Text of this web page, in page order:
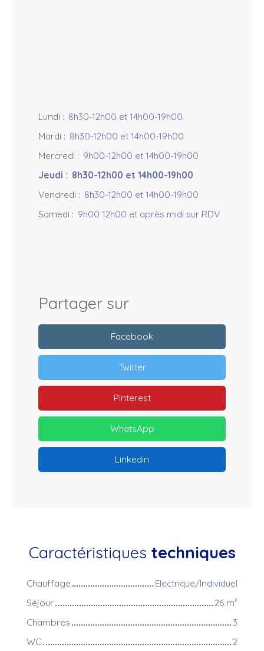
Lundi : 8h30-12h00 et 14h00-19h00
Mardi : 8h30-12h00 et 14h00-19h00
Mercredi : 9h00-12h00 et 14h00-19h00
Jeudi : 8h30-12h00 et 14h00-19h00
Vendredi : 8h30-12h00 et 14h00-19h00
Samedi : 9h00 12h00 et après midi sur RDV
Partager sur
Facebook
Twitter
Pinterest
WhatsApp
Linkedin
Caractéristiques techniques
Chauffage
Electrique/Individuel
Séjour
26 m²
Chambres
3
WC
2